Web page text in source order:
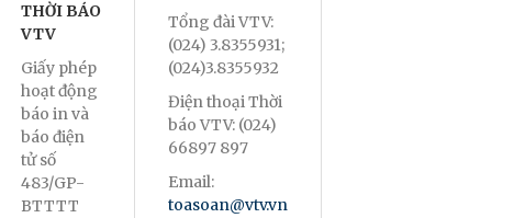
THỜI BÁO
VTV
Giấy phép
hoạt động
báo in và
báo điện
tử số
483/GP-
BTTTT
Tổng đài VTV:
(024) 3.8355931;
(024)3.8355932
Điện thoại Thời
báo VTV: (024)
66897 897
Email:
toasoan@vtv.vn